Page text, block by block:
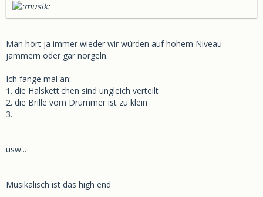
Man hört ja immer wieder wir würden auf hohem Niveau
jammern oder gar nörgeln.
Ich fange mal an:
1. die Halskett'chen sind ungleich verteilt
2. die Brille vom Drummer ist zu klein
3.
usw...
Musikalisch ist das high end